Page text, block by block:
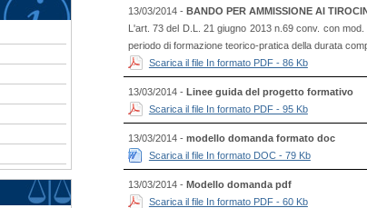
13/03/2014 - BANDO PER AMMISSIONE AI
L'art. 73 del D.L. 21 giugno 2013 n.69 conv. con
periodo di formazione teorico-pratica della durata
Scarica il file In formato PDF - 86 Kb
13/03/2014 - Linee guida del progetto formativo
Scarica il file In formato PDF - 95 Kb
13/03/2014 - modello domanda formato doc
Scarica il file In formato DOC - 79 Kb
13/03/2014 - Modello domanda pdf
Scarica il file In formato PDF - 60 Kb